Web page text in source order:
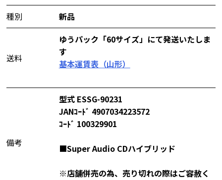
種別
新品
送料
ゆうパック「60サイズ」にて発送いたしま
す
基本運賃表（山形）
備考
型式 ESSG-90231
JANｺｰﾄﾞ 4907034223572
ｺｰﾄﾞ 100329901
■Super Audio CDハイブリッド
※店舗併売の為、売り切れの際はご容赦く